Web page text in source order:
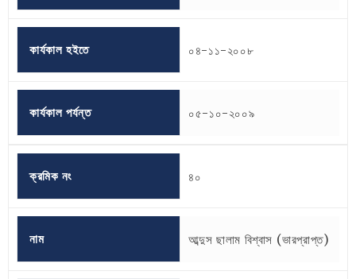
কার্যকাল হইতে ০৪-১১-২০০৮
কার্যকাল পর্যন্ত ০৫-১০-২০০৯
ক্রমিক নং ৪০
নাম আব্দুস ছালাম বিশ্বাস (ভারপ্রাপ্ত)